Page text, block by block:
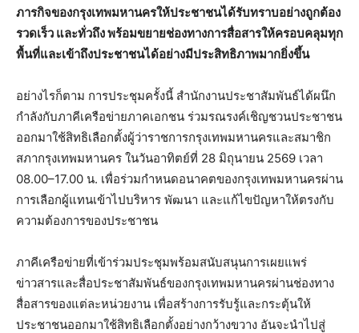
ภารกิจของกรุงเทพมหานครให้ประชาชนได้รับทราบอย่างถูกต้อง
รวดเร็ว และทั่วถึง พร้อมขยายช่องทางการสื่อสารให้ครอบคลุมทุก
พื้นที่และเข้าถึงประชาชนได้อย่างมีประสิทธิภาพมากยิ่งขึ้น
อย่างไรก็ตาม การประชุมครั้งนี้ สำนักงานประชาสัมพันธ์ได้ผนึก
กำลังกับภาคีเครือข่ายภาคเอกชน ร่วมรณรงค์เชิญชวนประชาชน
ออกมาใช้สิทธิเลือกตั้งผู้ว่าราชการกรุงเทพมหานครและสมาชิก
สภากรุงเทพมหานคร ในวันอาทิตย์ที่ 28 มิถุนายน 2569 เวลา
08.00–17.00 น. เพื่อร่วมกำหนดอนาคตของกรุงเทพมหานครผ่าน
การเลือกผู้แทนเข้าไปบริหาร พัฒนา และแก้ไขปัญหาให้ตรงกับ
ความต้องการของประชาชน
ภาคีเครือข่ายที่เข้าร่วมประชุมพร้อมสนับสนุนการเผยแพร่
ข่าวสารและสื่อประชาสัมพันธ์ของกรุงเทพมหานครผ่านช่องทาง
สื่อสารของแต่ละหน่วยงาน เพื่อสร้างการรับรู้และกระตุ้นให้
ประชาชนออกมาใช้สิทธิเลือกตั้งอย่างกว้างขวาง อันจะนำไปสู่